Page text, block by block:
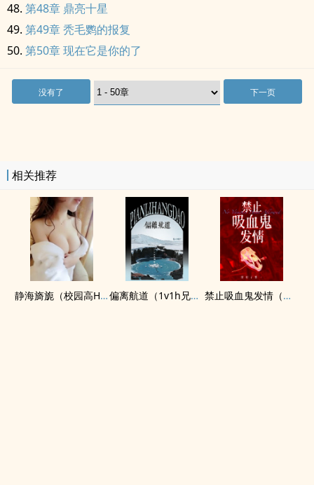
第48章 鼎亮十星
第49章 秃毛鹦的报复
第50章 现在它是你的了
没有了 下一页
相关推荐
静海旖旎（校园高H） 偏离航道（1v1h兄妹骨科bg） 禁止吸血鬼发情（姐狗高H 1v1）